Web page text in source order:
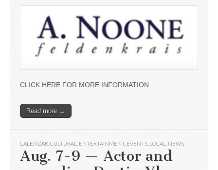
CLICK HERE FOR MORE INFORMATION
Read more →
CALENDAR CULTURAL ENTERTAINMENT, EVENTS LOCAL NEWS
Aug. 7-9 — Actor and